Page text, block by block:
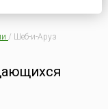
/ Шеб-и-Аруз